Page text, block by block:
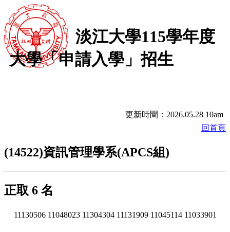
淡江大學115學年度
大學「申請入學」招生
更新時間：2026.05.28 10am
回首頁
(14522)資訊管理學系(APCS組)
正取 6 名
11130506 11048023 11304304 11131909 11045114 11033901